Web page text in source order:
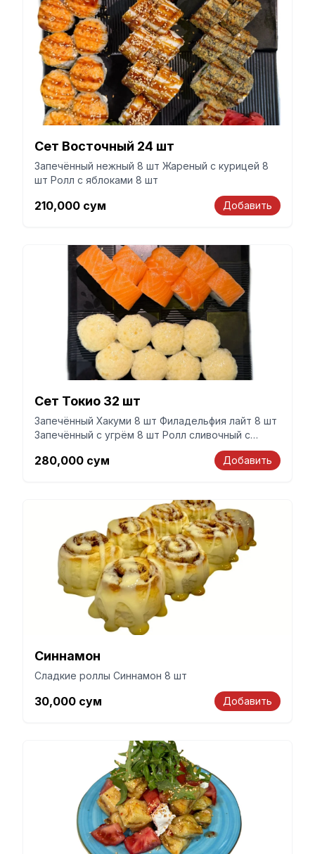
Сет Восточный 24 шт
Запечённый нежный 8 шт Жареный с курицей 8
шт Ролл с яблоками 8 шт
210,000 сум Добавить
Сет Токио 32 шт
Запечённый Хакуми 8 шт Филадельфия лайт 8 шт
Запечённый с угрём 8 шт Ролл сливочный с
280,000 сум Добавить
Синнамон
Сладкие роллы Синнамон 8 шт
30,000 сум Добавить